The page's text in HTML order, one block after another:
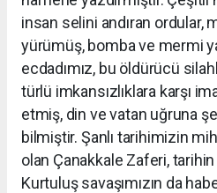
insan selini andıran ordular,
yürümüş, bomba ve mermi
ecdadımız, bu öldürücü
türlü imkansızlıklara karşı
etmiş, din ve vatan uğruna
bilmiştir. Şanlı tarihimizin
olan Çanakkale Zaferi, tarihin
Kurtuluş savaşımızın da